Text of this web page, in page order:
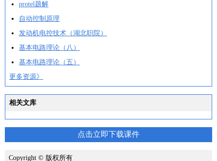
protel题解
自动控制原理
发动机电控技术（湖北职院）
基本电路理论（八）
基本电路理论（五）
更多资源》
相关文库
点击立即下载课件
Copyright © 版权所有